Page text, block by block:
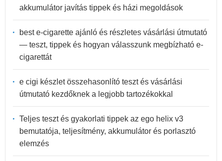
akkumulátor javítás tippek és házi megoldások
best e-cigarette ajánló és részletes vásárlási útmutató
— teszt, tippek és hogyan válasszunk megbízható e-
cigarettát
e cigi készlet összehasonlító teszt és vásárlási
útmutató kezdőknek a legjobb tartozékokkal
Teljes teszt és gyakorlati tippek az ego helix v3
bemutatója, teljesítmény, akkumulátor és porlasztó
elemzés